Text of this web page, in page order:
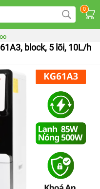
0
block, 5 lõi, 10L/h